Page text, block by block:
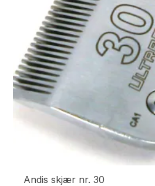
Andis skjær nr. 30